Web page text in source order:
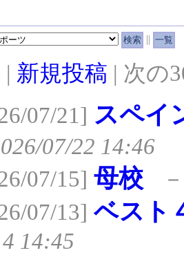
||
| 新規投稿 | 次の
07/21] スペイ
07/22 14:46
07/15] 母校
07/13] ベスト
14:45